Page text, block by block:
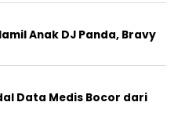
Anak DJ Panda, Bravy
Data Medis Bocor dari